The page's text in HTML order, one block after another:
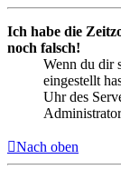
Ich habe die
noch falsch!
Wenn du dir
eingestellt
Uhr des
Nach oben